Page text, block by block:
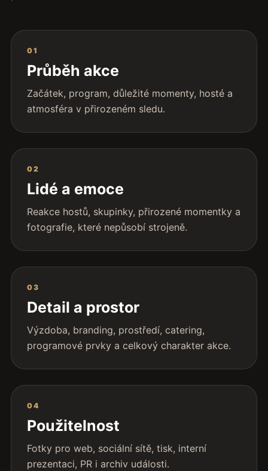
01
Průběh akce
Začátek, program, důležité momenty, hosté a
atmosféra v přirozeném sledu.
02
Lidé a emoce
Reakce hostů, skupinky, přirozené momentky a
fotografie, které nepůsobí strojeně.
03
Detail a prostor
Výzdoba, branding, prostředí, catering,
programové prvky a celkový charakter akce.
04
Použitelnost
Fotky pro web, sociální sítě, tisk, interní
prezentaci, PR i archiv události.